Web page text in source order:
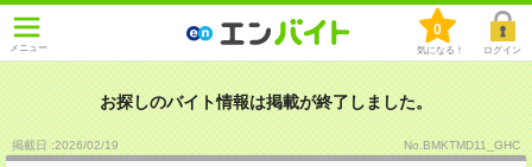
メニュー
0
気になる！ ログイン
お探しのバイト情報は掲載が終了しました。
掲載日 :2026/02/19 No.BMKTMD11_GHC